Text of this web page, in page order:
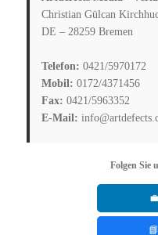
Christian Gülcan
DE – 28259 Bremen
Telefon: 0421/5970172
Mobil: 0172/4371456
Fax: 0421/5963352
E-Mail:
Folgen Sie